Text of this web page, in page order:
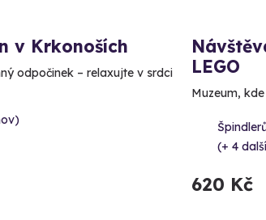
v Krkonoších
odpočinek – relaxujte v srdci
LEGO
Muzeum,
(+ 4
620 Kč